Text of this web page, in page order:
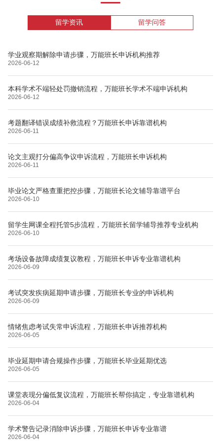
留学资讯 留学问答
学业观察期解除申请步骤，万能班长申诉机构推荐
2026-06-12
本科学术不端轻处罚撤销流程，万能班长学术不端申诉机构
2026-06-12
考题翻译错误成绩补救流程？万能班长申诉靠谱机构
2026-06-11
论文主观打分偏高争议申诉流程，万能班长申诉机构
2026-06-11
毕业论文严格查重把控步骤，万能班长论文辅导靠谱平台
2026-06-10
留学生网课全程托管5步流程，万能班长留学辅导推荐专业机构
2026-06-10
考场设备故障成绩复议教程，万能班长申诉专业靠谱机构
2026-06-09
考试突发疾病延期申请步骤，万能班长专业的申诉机构
2026-06-09
情绪焦虑考试失常申诉流程，万能班长申诉推荐机构
2026-06-05
毕业延期申请合规操作步骤，万能班长毕业延期优选
2026-06-05
课堂表现分偏低复议流程，万能班长帮你搞定，专业靠谱机构
2026-06-04
学术警告记录消除申诉步骤，万能班长申诉专业靠谱
2026-06-04